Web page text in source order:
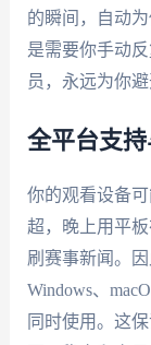
的瞬间，自动
是需要你手动
员，永远为你避
全平台支持
你的观看设备
超，晚上用平
刷赛事新闻。
Windows、
同时使用。这